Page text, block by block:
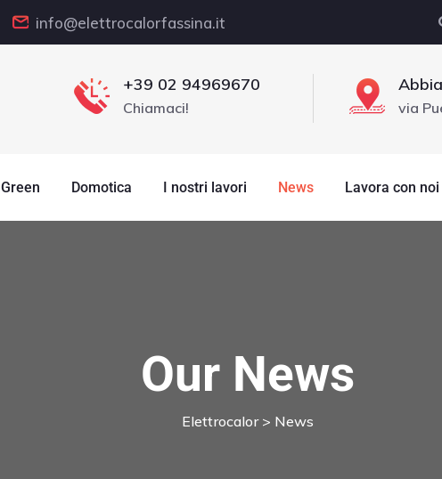
info@elettrocalorfassina.it
+39 02 94969670
Chiamaci! via
Green Domotica I nostri lavori News Lavora con noi
Our News
Elettrocalor> News